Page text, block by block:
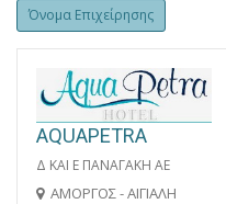
Όνομα Επιχείρησης
AQUAPETRA
Δ ΚΑΙ Ε ΠΑΝΑΓΑΚΗ ΑΕ
ΑΜΟΡΓΟΣ - ΑΙΓΙΑΛΗ